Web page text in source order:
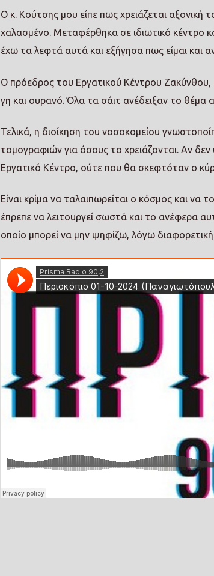
Ο κ. Κούτσης μου είπε πως χρειάζεται
χαλασμένο. Μεταφέρθηκα σε ιδιωτικό κέντρο
έχω τα λεφτά αυτά και εξήγησα πως είμαι
Ο πρόεδρος του Εργατικού Κέντρου Ζακύνθου,
γη και ουρανό. Όλα τα σάιτ ανέδειξαν το θέμα
Τελικά, η διοίκηση του νοσοκομείου
τομογραφιών για όσους το χρειάζονται. Αν
Εργατικό Κέντρο, ούτε που θα σκεφτόταν ο
Είναι κρίμα να ταλαιπωρείται ο κόσμος και
έπρεπε να λειτουργεί σωστά και το ανέφερα
οποίο μπορεί να μην ψηφίζω, λόγω